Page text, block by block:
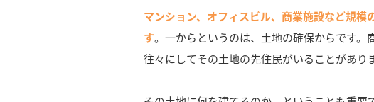
マンション、オフィスビル、商業施設など規
す。一からというのは、土地の確保からです。
往々にしてその土地の先住民がいることがあり